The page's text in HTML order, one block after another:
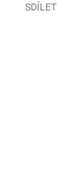
SDÍLET